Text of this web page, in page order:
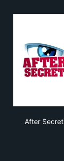
After Secret